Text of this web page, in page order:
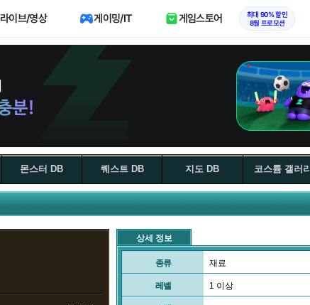
라이브/영상 게이밍/IT 게임스토어
최대 90% 할인
8월 프로모션
몬스터 DB 퀘스트 DB 지도 DB 코스튬 갤러리
상세 정보
종류 재료
레벨 1 이상